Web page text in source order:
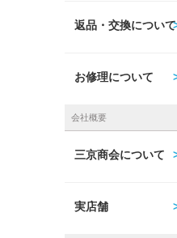
返品・交換について
お修理について
会社概要
三京商会について
実店舗